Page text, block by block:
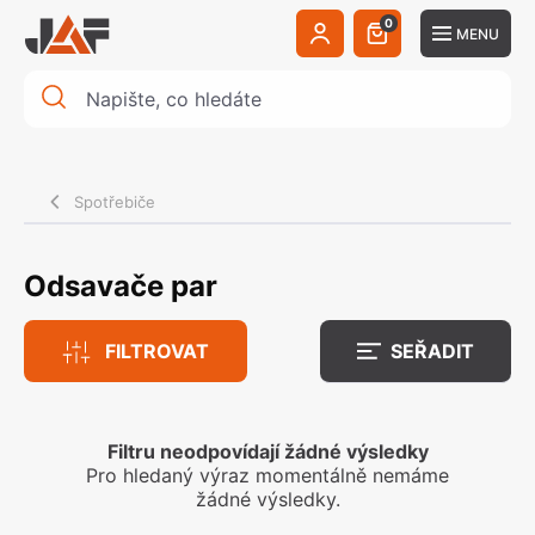
0
MENU
Spotřebiče
Odsavače par
FILTROVAT SEŘADIT
Filtru neodpovídají žádné výsledky
Pro hledaný výraz momentálně nemáme
žádné výsledky.